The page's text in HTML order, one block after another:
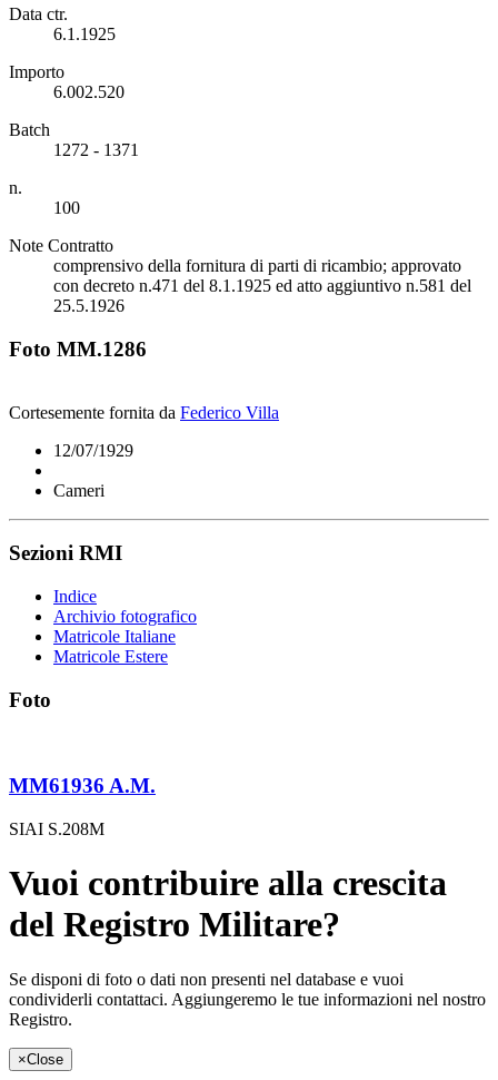
Data ctr.
6.1.1925
Importo
6.002.520
Batch
1272 - 1371
n.
100
Note Contratto
comprensivo della fornitura di parti di ricambio; approvato
con decreto n.471 del 8.1.1925 ed atto aggiuntivo n.581 del
25.5.1926
Foto MM.1286
Cortesemente fornita da Federico Villa
12/07/1929
Cameri
Sezioni RMI
Indice
Archivio fotografico
Matricole Italiane
Matricole Estere
Foto
MM61936 A.M.
SIAI S.208M
Vuoi contribuire alla crescita
del Registro Militare?
Se disponi di foto o dati non presenti nel database e vuoi
condividerli contattaci. Aggiungeremo le tue informazioni nel nostro
Registro.
×Close